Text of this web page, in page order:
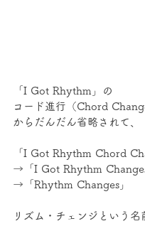
「I Got Rhythm」の
コード進行（Chord
からだんだん省略されて、
「I Got Rhythm Chord
→「I Got Rhythm Changes
→「Rhythm Changes」
リズム・チェンジという名